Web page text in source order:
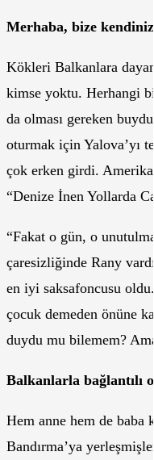
Merhaba, bize
Kökleri Balkanlara
kimse yoktu. Herhangi
da olması gereken
oturmak için Yalova’yı
çok erken girdi.
“Denize İnen Yollarda
“Fakat o gün, o
çaresizliğinde Rany
en iyi saksafoncusu
çocuk demeden önüne
duydu mu bilemem?
Balkanlarla bağlantılı
Hem anne hem de baba
Bandırma’ya